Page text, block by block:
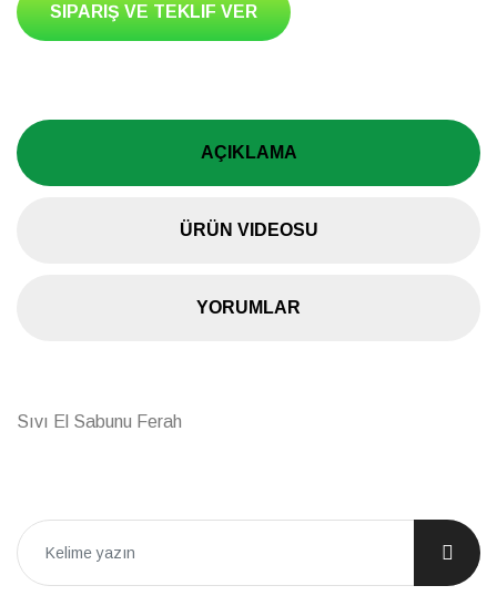
SIPARIŞ VE TEKLIF VER
AÇIKLAMA
ÜRÜN VIDEOSU
YORUMLAR
Sıvı El Sabunu Ferah